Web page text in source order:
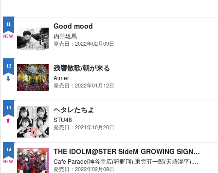
11
W
Good mood
内田雄馬
発売日：2022年02月09日
12
WN
残響散歌/朝が来る
Aimer
発売日：2022年01月12日
13 ヘタレたちよ
STU48
発売日：2021年10月20日
14 THE IDOLM@STER SideM GROWING SIGN@L 04 Cafe Parade(Pave Etoiles)
Cafe Parade[神谷幸広(狩野翔),東雲荘一郎(天崎滉平),アスラン=ベルゼビュートII世(古川慎),卯月巻緒(児玉卓也),水嶋咲(小林大紀)]
発売日：2022年02月09日